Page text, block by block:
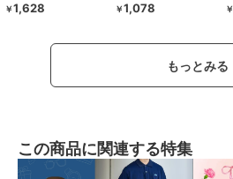
￥1,628 ￥1,078 ￥
もっとみる
この商品に関連する特集